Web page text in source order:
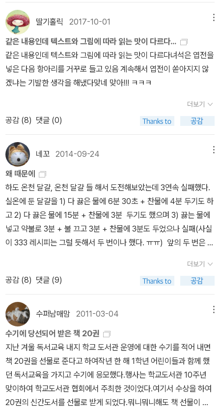
는 밥으로 삼습니다. 시골에서 흙을 만지는 사람이라면 누구한테나
‘흙’이 바로 ‘놀라운 독’입니다. 그리고 ‘재미난 독’하고 같으며 ‘아름
다운 독’이나 ‘사랑스러운 독’이라고 할 만합니다. 《신기한 독》이라는
옛이야기는 먼 옛날부터 시골 어버이가 시골 아이한테 삶을 일깨우려
고 들려준 슬기라고 할 수 있습니다.농사꾼과 부자 영감은 너무 어이
가 없어서 입만 벌리고 멍하니 원님만 바라보았어. 원님 말은 누구도
어길 수가 없으니 어떡해. 아무 말도 못하고 독을 빼앗긴 채 털레털레
집으로 돌아갈 수밖에. (17쪽) 옛이야기를 다시금 헤아려 봅니다. 씨
랑이나 꿈이라는 씨앗을 심어요. 마음에 심는 ‘사랑씨’는 새로운 사랑
으로 자랍니다. 마음에 심는 ‘꿈씨’도 새로운 꿈으로 커요. 사랑을 마
음에 심기에 사랑이 새롭게 자랍니다. 꿈을 마음에 심으니 꿈이 새롭
게 거듭나요. 그러니까, 우리 몸을 움직여 볍씨나 콩씨 같은 ‘밥이 될
씨앗’을 흙이라고 하는 ‘독’에 심습니다. 그리고, 우리 마음을 가다듬
어 사랑이나 꿈 같은 ‘빛이 될 생각’을 마음밭이라고 하는 ‘독’에 심습
니다. 몸으로도 아름답게 자라고, 마음으로도 사랑스럽게 큽니다. 몸
이랑 마음을 함께 가꾸면서 즐거운 삶을 이룹니다.신기한 독은 깨져
쪽) 흙이 망가지면 더는 흙을 못 일굽니다. 흙이 망가지면 밥을 못 얻
습니다. 마음이 망가질 적에는 ‘살 뜻’이나 ‘살아갈 기운’이 사라집니
다. 독이 깨지지 않도록 잘 건사하기도 해야 할 뿐 아니라, 흙이 더러
워지거나 망가지지 않도록 잘 돌봐야 합니다. 그리고, 마음이 더러워
지거나 흔들리지 않도록 잘 건사해야 합니다. 몸을 아끼고 마음을 아
낍니다. 몸을 가꾸고 마음을 가꿉니다. 그러니까, 삶을 아끼고 가꿀 때
에 하루하루 즐겁습니다. 삶을 아끼지 못하거나 가꾸지 못한다면, 하
루하루 괴롭거나 고단합니다. 4348.6.23.불.ㅅㄴㄹ(최종규/숲노래
. 2015 - 우리 말 살려쓰기)
렸구나). 그랬어요? 하는데 당최 무슨 책을 선물해 드렸는지 기억이
전혀 안 나는 거다. 아~~ (무슨 책이었을까) 나는 그분께 무슨 책을
선물해 드렸을까. ​​ 최근에 자주 선물하는 책은 이 책이다. 아직 내 책
은 안 샀다. 나는 어차피 살 테니까, 내껀 좀 더 미루고, 선물할 기회가
생기면 무조건 이 책으로 한다. ​ 그전에 자주 선물했던 책은 이 책. 이
책은 100권 판매(?)하는게 내 목표인데, 아직도 많이 멀었다. 많이,
되어서 깨끗하고 단정하고 말끔하다. 입구 쪽에 교사와 학부모용 책
을 돌아보는데, 아...​어떤 책이 좋은 책일까. 어떤 책을 보고 나는 감동
하는 걸까. 내가 아는 책이 좋은 책이다. 다시 말해, 내가 '아는' 책이
좋은 책이다. 내가 좋은 책을 찾아 읽는 사람이라는 뜻이 아니라, 내가
고른 책을, 내가 이미 읽은 그 책을 '좋은' 책이라고 평가할 가능성이
높다는 뜻이다. 객관적이고, 과학적이고, 중립적이라는 편견 속에 살
고 있지만, 나를 포함해 대부분의 사람들은 익숙한 것에서 편안함을
느낀다. 과거에 내가 선택했던 그것은 현재에는 내가 선호하는 그 무
엇이다. ​ 이름과 직책을 등록하고 처음 대출한 책은 『한낮의 우울』이
다. 『통증 연대기』와 더불어 나의 '고통' 카테고리에 저장된 책인데,
찬찬히 공들여 읽었던 책이다. 잠깐 절판되었다가 현재는 개정판이
나왔다. 매우 두껍고 흥미롭고 '말 그대로' 지적인 자극으로 충만한 책
분. ​어제는 나만의 그녀, 페란테 피버의 <페란테 시리즈>를 발견했
고, 오른쪽에 한국 소설가들의 신작도 확인했다. 다시 한번 밀려드는
감동의 물결. 어려운 책, 심오한 책, 위대한 책, 훌륭한 책들은 내게 멀
리, 아주 멀리 있다. 나는 그중의 일부를 내 것으로, 영원히 내 것으로
삼을 수 없다는 걸 안다. 조바심을, 위대한 책들에 대한 조바심을 오랜
시간을 들여 찬찬히, 나는 내려놓았다. 가닿을 수 없는 어떤 곳에 가지
않겠다는 것인데, 왜냐하면 내가 거기에 갈 수 없다는 걸 어렴풋이 알
게 되었기 때문이다. 추천을 받고, 리뷰를 읽고, 책의 내용에 흥미가
생겨 책을 대출하고, 책을 구입하고, 그리고 시간을 들여 책을 읽어가
필명을 기억해야겠다 생각하며 살펴보다가헉! <초판 76쇄 발행>을
발견했다. 76쇄. 6쇄아니고 7쇄 아니고 76쇄.아이들이 그렇게나 좋
아하는 책. 읽고나서 한 번 더 읽겠다 고르는 책. 이 책이 바로 그 책이
다. 수박 수영장에 해가 둥실떠올라 한참 더워졌을 때, 구름 아저씨가
도착한다. 아저씨는구름 양산과 먹구름 샤워를 판매한다. 모두들 구
름 양산과 먹구름 샤워를 좋아해서 줄을 서야만 구입할수 있다. 성경
을 읽어본 사람이라면 알겠지만, 구름 양산과먹구름 샤워는 당연히
‘구름 기둥’과 ‘불 기둥’을 생각나게 한다.낮에는 구름 기둥, 밤에는불
기둥이 백성 앞에서 떠나지 아니하니라 (출애굽기 13장 22절, 개역개
백성의 불순종 때문에 3일정도 거리의 광야를 40년 동안 헤맸다’는
평가가 지배적이다. 낮에는타는 듯이 덥고 밤에는 한없이 추운 사막,
사막 한 복판에서의 광야 생활. 하나님은 이스라엘 백성들에게 구름
기둥과 불 기둥을 보내시고 구름 기둥과 불 기둥이 그들 앞에 서서 그
들의행로를 인도하게 하신다. 낮에는 구름 기둥이 시원하게, 밤에는
불기둥이 따뜻하게 이스라엘 백성들을 보호해준다. 수박 수영장의 구
름 양산과먹구름 샤워는 시원하게 햇볕을 막아 주고 간이 샤워실로
작동한다. 아름답고 신나는 명장면이 아닐 수없겠다. 친구에게 <수
야기를 했더니 머리 속이 온통 푸코 뿐인 친구 왈. “맞아요, <감시와
처벌>도 24쇄 나갔대요. 철학 책 1000권이 팔리면 많이 팔린 거라
고 (무려 한국에서).' 푸코 강의하시던 선생님이 그리 말씀하셨다고
한다. 웃으며덧붙이는 말. 엄마는 베스트셀러만 읽어요. 그랬던 것이
다. 그건 사실이었던 것이다. 나는 베스트셀러만 읽는 사람. 어제 읽은
<수박 수영장>은76쇄이며, <감시와 처벌>은 인문학 슈퍼 스타의
최고 인기작. <여전히 미쳐 있는>을 뒤늦게 구매했는데 북펀드 후원
자명에 아는 이름들이 보여 반가웠다. 나는 왜 북펀드를 몰랐을까, 나
는 바빴을까, 를 생각하며, 지금이라도다시 북펀드를 하게 된다면 이
름을 어떻게 넣을까 고민하다가 역시 ‘여전히 미쳐있는 단발머리’가
제일 무난하다는 결론에 이르렀다. <영장류, 사이보그 그리고 여자>
딸기홀릭 2017-10-01
같은 내용인데 텍스트와 그림에 따라 읽는 맛이 다르다...
같은 내용인데 텍스트와 그림에 따라 읽는 맛이 다르다녀석은 엽전을
넣은 다음 항아리를 거꾸로 들고 있음 계속해서 엽전이 쏟아지지 않
겠냐는 기발한 생각을 해냈다맞네 맞아!!! ㅋㅋㅋ
더보기
공감 (8) 댓글 (0)
네꼬 2014-09-24
왜 때문에
하도 온천 달걀, 온천 달걀 들 해서 도전해보았는데 3연속 실패했다.
실온에 둔 달걀을 1) 다 끓은 물에 6분 30초 + 찬물에 4분 두기도 하
고 2) 다 끓은 물에 15분 + 찬물에 3분 두기도 했으며 3) 끓는 물에
넣고 약불로 3분 + 불 끄고 3분 + 찬물에 3분도 두었으나 실패(사실
이 333 레시피는 그럴 듯해서 두 번이나 했다. ㅠㅠ) 앞의 두 번은 흐
다. 착한 남편이 '나 반숙 좋아해요.'라며 먹어 주었지만 나는 이를 득
득 갈며 신경질을 냈다. '이 블로그 저 블로그를 봐도 온천 달걀의 핵
심은 레시피가 간단하다는 건데 난 왜 이렇게 어려운 거야? 그게 약
오른다고요!' 그러자 남편이 조심스럽게 말했다. '온천 달걀 어렵다는
포스트를 찾아보면 어때요?' ...여보. * 기회와 능력이 되면 한번
홍영우 선생님(할아버지♡) 찬양하는 글을 써보고 싶다. 덤덤하면서
도 귀엽고 익살맞은 그림은 물론, 군더더기 없는 입말까지도 옛이야
기 그림책으로 100점이다. '옛이야기 그림책'이 비교적ㅠㅠ 시장이
괜찮은 데다 장르 자체의 매력이 있어서 화가들이 많이 도전하는데,
나는 지나치게 화려한 그림보다 홍영우 선생님의 소박한 그림이 좋
다. 봐도 봐도 질리지 않는다. 7세 남이 올 때마다 읽어달라고 하고 기
더보기
공감 (8) 댓글 (9)
수퍼남매맘 2011-03-04
수기에 당선되어 받은 책 20권
지난 겨울 독서교육 내지 학교 도서관 운영에 대한 수기를 적어 내면
책 20권을 선물로 준다고 하여작년 한 해 1학년 어린이들과 함께 했
던 독서교육을 가지고 수기에 응모했다.행사는 학교도서관 10주년
맞이하여 학교도서관 협회에서 주최한 것이었다.여기서 수상을 하여
20권의 신간도서를 선물로 받게 되었다.뭐니뭐니해도 책 선물이 가